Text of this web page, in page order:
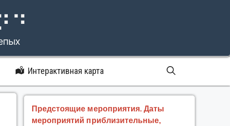
Интерактивная карта
Предстоящие мероприятия. Даты
мероприятий приблизительные,